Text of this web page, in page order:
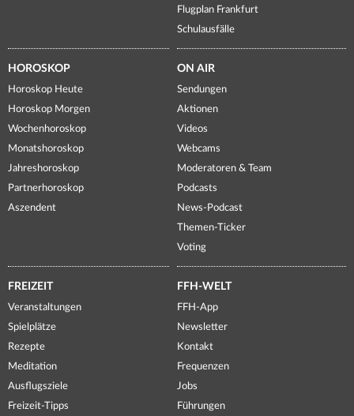
Flugplan Frankfurt
Schulausfälle
HOROSKOP
Horoskop Heute
Horoskop Morgen
Wochenhoroskop
Monatshoroskop
Jahreshoroskop
Partnerhoroskop
Aszendent
ON AIR
Sendungen
Aktionen
Videos
Webcams
Moderatoren & Team
Podcasts
News-Podcast
Themen-Ticker
Voting
FREIZEIT
Veranstaltungen
Spielplätze
Rezepte
Meditation
Ausflugsziele
Freizeit-Tipps
FFH-WELT
FFH-App
Newsletter
Kontakt
Frequenzen
Jobs
Führungen